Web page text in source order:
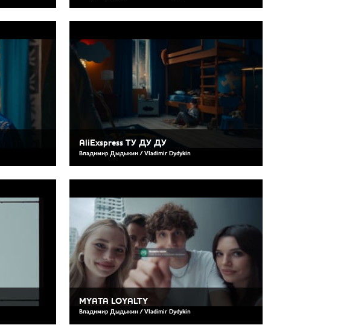
AliExspress ТУ ДУ ДУ
Владимир Дыдыкин / Vladimir Dydykin
MYATA LOYALTY
Владимир Дыдыкин / Vladimir Dydykin